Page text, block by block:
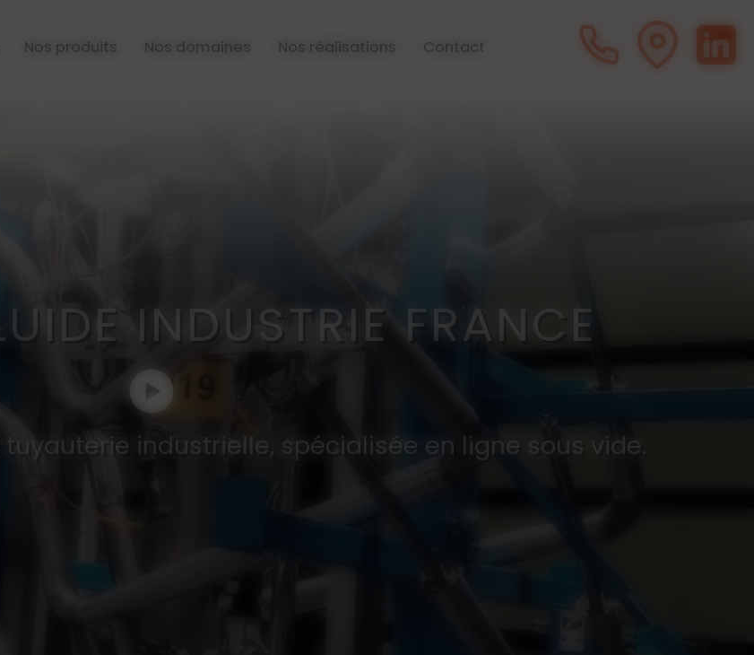
Nos produits Nos domaines Nos réalisations Contact
INDUSTRIE FRANCE
industrielle, spécialisée en ligne sous vide.